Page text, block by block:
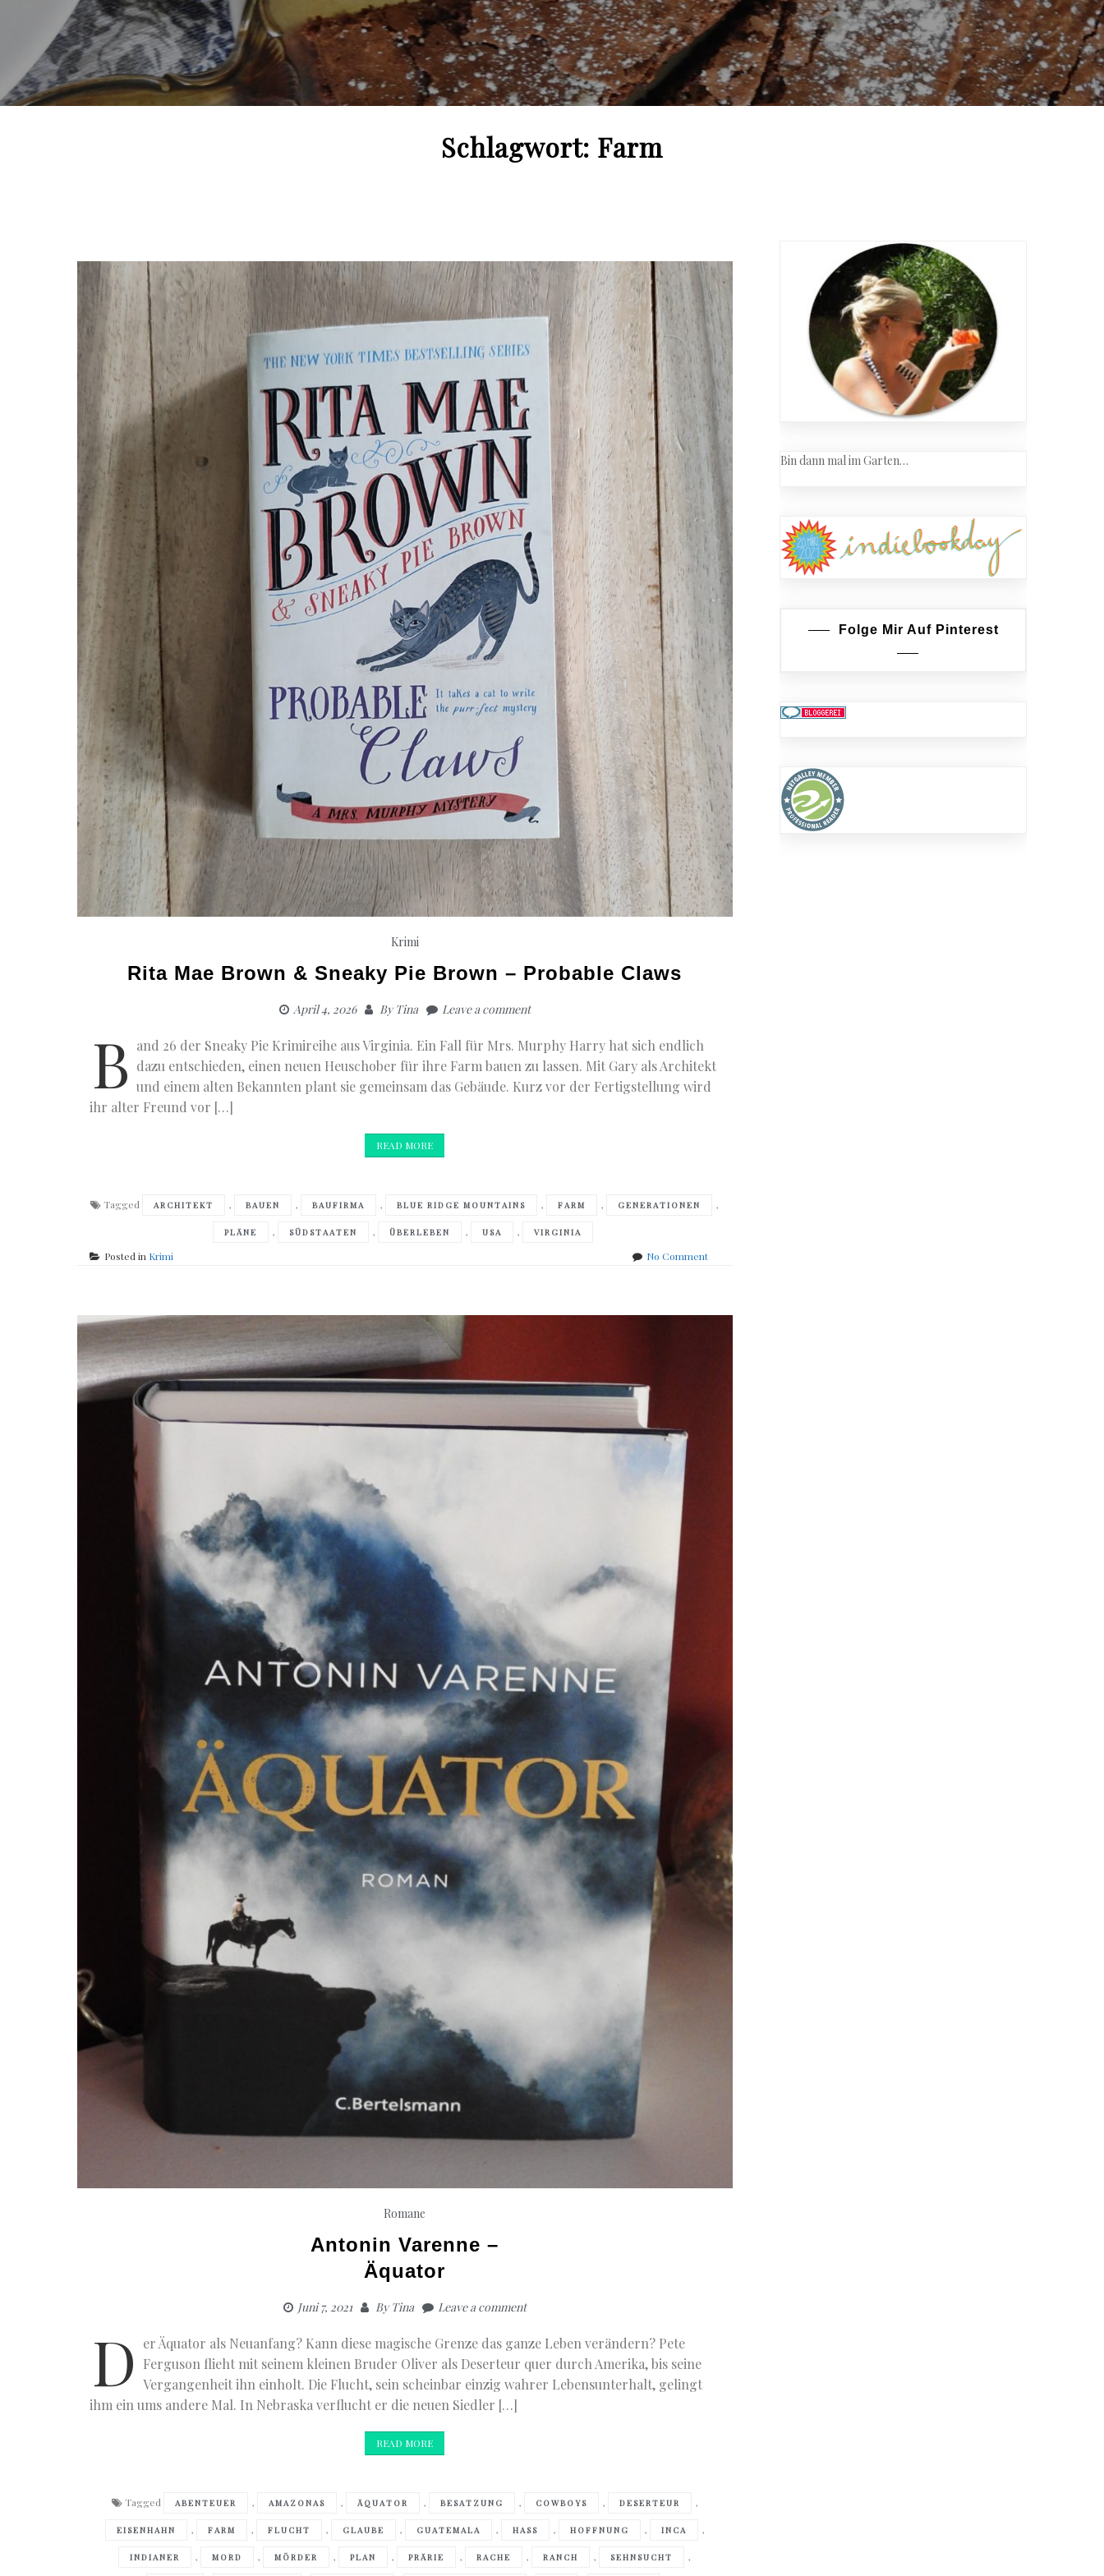
Schlagwort: Farm
Krimi
Rita Mae Brown & Sneaky Pie Brown – Probable Claws
April 4, 2026 ByTina Leave a comment
B and 26 der Sneaky Pie Krimireihe aus Virginia. Ein Fall für Mrs. Murphy Harry hat sich endlich
dazu entschieden, einen neuen Heuschober für ihre Farm bauen zu lassen. Mit Gary als Architekt
und einem alten Bekannten plant sie gemeinsam das Gebäude. Kurz vor der Fertigstellung wird
ihr alter Freund vor […]
READ MORE
Tagged ARCHITEKT , BAUEN , BAUFIRMA , BLUE RIDGE MOUNTAINS , FARM , GENERATIONEN ,
PLÄNE , SÜDSTAATEN , ÜBERLEBEN , USA , VIRGINIA
Posted in Krimi No Commenton
&
Romane
Antonin Varenne –
Äquator
Juni 7, 2021 ByTina Leave a comment
D
er Äquator als Neuanfang? Kann diese magische Grenze das ganze Leben verändern? Pete
Ferguson flieht mit seinem kleinen Bruder Oliver als Deserteur quer durch Amerika, bis seine
Vergangenheit ihn einholt. Die Flucht, sein scheinbar einzig wahrer Lebensunterhalt, gelingt
ihm ein ums andere Mal. In Nebraska verflucht er die neuen Siedler […]
READ MORE
Tagged ABENTEUER , AMAZONAS , ÄQUATOR , BESATZUNG , COWBOYS , DESERTEUR ,
EISENHAHN , FARM , FLUCHT , GLAUBE , GUATEMALA , HASS , HOFFNUNG , INCA ,
INDIANER , MORD , MÖRDER , PLAN , PRÄRIE , RACHE , RANCH , SEHNSUCHT ,
Bin dann mal im Garten…
Folge Mir Auf Pinterest